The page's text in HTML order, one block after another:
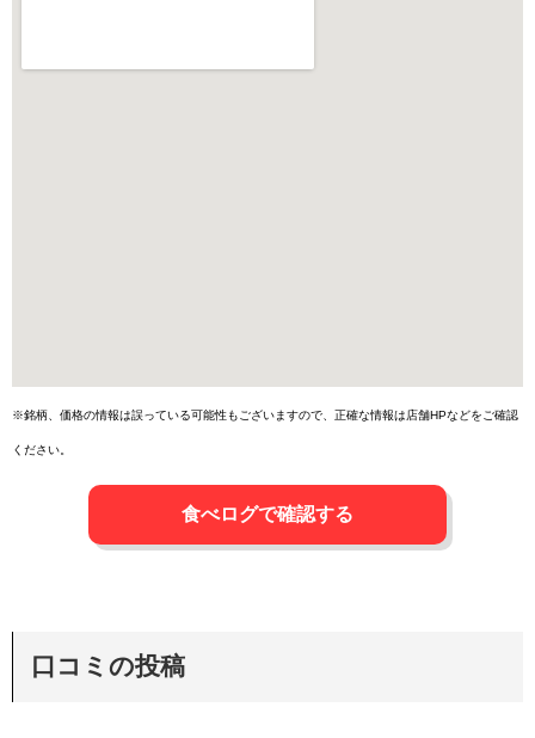
※銘柄、価格の情報は誤っている可能性もございますので、正確な情報は店舗HPなどをご確認
ください。
食べログで確認する
口コミの投稿